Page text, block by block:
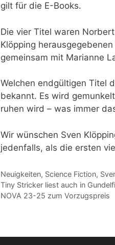
gilt für die E-Books.
Die vier Titel waren
Klöpping
gemeinsam mit Marianne
Welchen endgültigen Titel
bekannt. Es wird
ruhen wird – was immer
Wir wünschen Sven
jedenfalls, als die ersten
Kategorien
Neuigkeiten, Science Fiction,
Tiny Stricker liest auch in
NOVA 23-25 zum Vorzugspreis